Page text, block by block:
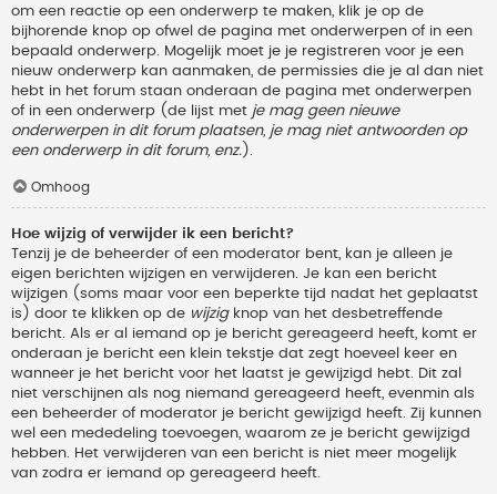
om een reactie op een onderwerp te maken, klik je op de
bijhorende knop op ofwel de pagina met onderwerpen of in een
bepaald onderwerp. Mogelijk moet je je registreren voor je een
nieuw onderwerp kan aanmaken, de permissies die je al dan niet
hebt in het forum staan onderaan de pagina met onderwerpen
of in een onderwerp (de lijst met je mag geen nieuwe
onderwerpen in dit forum plaatsen, je mag niet antwoorden op
een onderwerp in dit forum, enz. ).
Omhoog
Hoe wijzig of verwijder ik een bericht?
Tenzij je de beheerder of een moderator bent, kan je alleen je
eigen berichten wijzigen en verwijderen. Je kan een bericht
wijzigen (soms maar voor een beperkte tijd nadat het geplaatst
is) door te klikken op de wijzigknop van het desbetreffende
bericht. Als er al iemand op je bericht gereageerd heeft, komt er
onderaan je bericht een klein tekstje dat zegt hoeveel keer en
wanneer je het bericht voor het laatst je gewijzigd hebt. Dit zal
niet verschijnen als nog niemand gereageerd heeft, evenmin als
een beheerder of moderator je bericht gewijzigd heeft. Zij kunnen
wel een mededeling toevoegen, waarom ze je bericht gewijzigd
hebben. Het verwijderen van een bericht is niet meer mogelijk
van zodra er iemand op gereageerd heeft.